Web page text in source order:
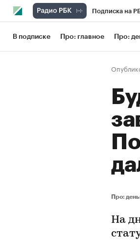
Подписка на
Школа
Рынок
В подписке Про: главное Про:
Про:
На